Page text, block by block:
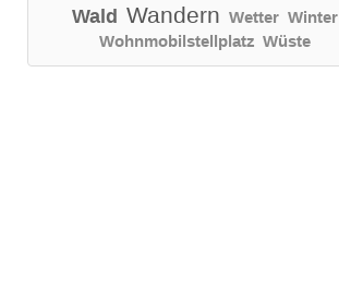
Wald Wandern Wetter Winter
Wohnmobilstellplatz Wüste